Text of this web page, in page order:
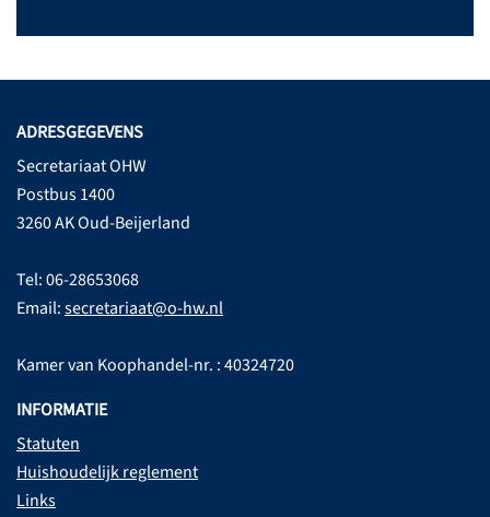
ADRESGEGEVENS
Secretariaat OHW
Postbus 1400
3260 AK Oud-Beijerland
Tel: 06-28653068
Email:secretariaat@o-hw.nl
Kamer van Koophandel-nr. : 40324720
INFORMATIE
Statuten
Huishoudelijk reglement
Links